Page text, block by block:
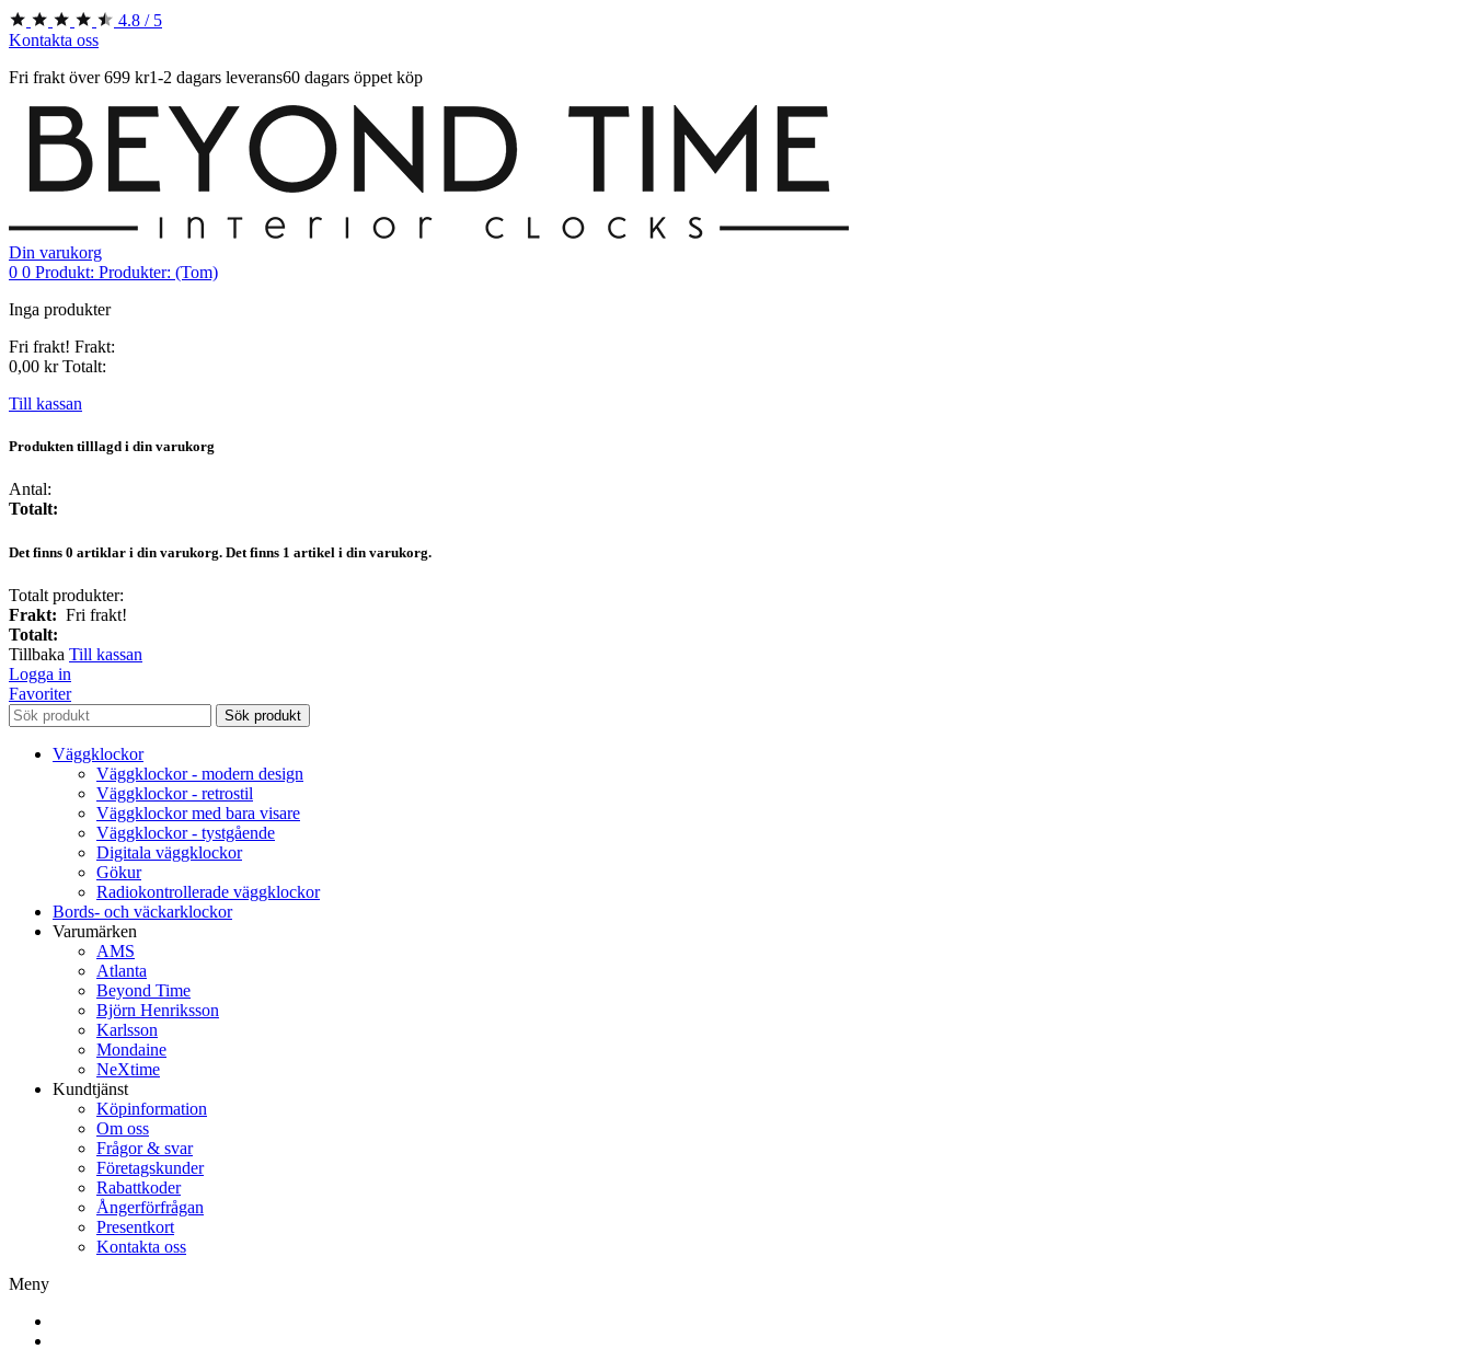
4.8 / 5
Kontakta oss
Fri frakt över 699 kr1-2 dagars leverans60 dagars öppet köp
Din varukorg
0 0 Produkt: Produkter: (Tom)
Inga produkter
Fri frakt! Frakt:
0,00 kr Totalt:
Till kassan
Produkten tilllagd i din varukorg
Antal:
Totalt:
Det finns 0 artiklar i din varukorg. Det finns 1 artikel i din varukorg.
Totalt produkter:
Frakt: Fri frakt!
Totalt:
Tillbaka Till kassan
Logga in
Favoriter
Sök produkt
Väggklockor
Väggklockor - modern design
Väggklockor - retrostil
Väggklockor med bara visare
Väggklockor - tystgående
Digitala väggklockor
Gökur
Radiokontrollerade väggklockor
Bords- och väckarklockor
Varumärken
AMS
Atlanta
Beyond Time
Björn Henriksson
Karlsson
Mondaine
NeXtime
Kundtjänst
Köpinformation
Om oss
Frågor & svar
Företagskunder
Rabattkoder
Ångerförfrågan
Presentkort
Kontakta oss
Meny